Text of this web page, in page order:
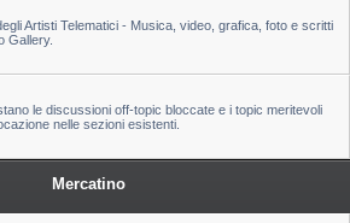
Artisti Telematici - Musica, video, grafica, foto e scritti
Gallery.
le discussioni off-topic bloccate e i topic meritevoli
nelle sezioni esistenti.
Mercatino